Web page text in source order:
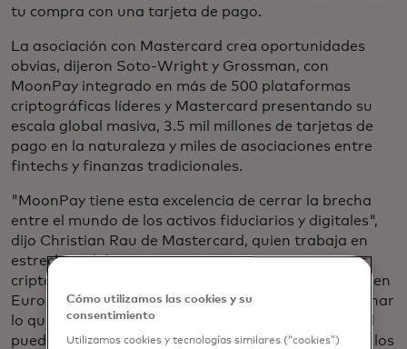
tu compra con una tarjeta de pago.
La asociación con Mastercard crea oportunidades
obvias, dijeron Soto-Wright y Grossman, con
MoonPay integrado en más de 500 plataformas
criptográficas líderes y Mastercard presentando su
escala global masiva, 3.5 mil millones de tarjetas de
pago en la naturaleza y miles de asociaciones entre
fintechs y finanzas tradicionales.
"MoonPay tiene esta excelencia de cerrar la brecha
entre el mundo de los activos fiduciarios y digitales",
dijo Christian Rau de Mastercard, quien trabaja en
estrecha colaboración con MoonPay y otros socios
criptográficos. "Vemos que, gracias a la regulación en
Europa, en los EE. UU., Llegó el momento de combinar
lo que MoonPay puede aportar y lo que Mastercard
puede aportar para desbloquear mucho valor para los
Cómo utilizamos las cookies y su
consentimiento
Utilizamos cookies y tecnologías similares (“cookies”)